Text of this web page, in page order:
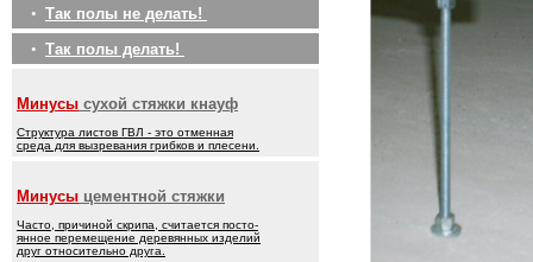
• Так полы не делать!
• Так полы делать!
Минусы сухой стяжки кнауф
Структура листов ГВЛ - это отменная
среда для вызревания грибков и плесени.
Минусы цементной стяжки
Часто, причиной скрипа, считается посто-
янное перемещение деревянных изделий
друг относительно друга.